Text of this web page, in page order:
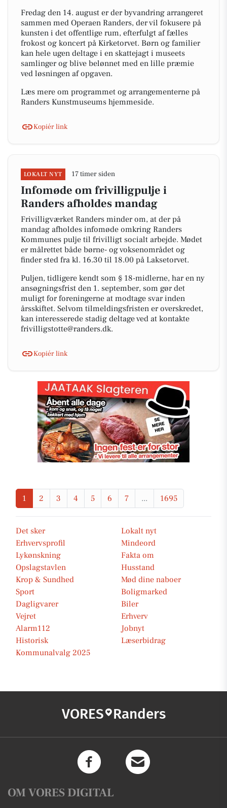
Fredag den 14. august er der byvandring arrangeret
sammen med Operaen Randers, der vil fokusere på
kunsten i det offentlige rum, efterfulgt af fælles
frokost og koncert på Kirketorvet. Børn og familier
kan hele ugen deltage i en skattejagt i museets
samlinger og blive belønnet med en lille præmie
ved løsningen af opgaven.
Læs mere om programmet og arrangementerne på
Randers Kunstmuseums hjemmeside.
Kopiér link
LOKALT NYT 17 timer siden
Infomøde om frivilligpulje i
Randers afholdes mandag
Frivilligværket Randers minder om, at der på
mandag afholdes infomøde omkring Randers
Kommunes pulje til frivilligt socialt arbejde. Mødet
er målrettet både børne- og voksenområdet og
finder sted fra kl. 16.30 til 18.00 på Laksetorvet.
Puljen, tidligere kendt som § 18-midlerne, har en ny
ansøgningsfrist den 1. september, som gør det
muligt for foreningerne at modtage svar inden
årsskiftet. Selvom tilmeldingsfristen er overskredet,
kan interesserede stadig deltage ved at kontakte
frivilligstotte@randers.dk.
Kopiér link
1 2 3 4 5 6 7 ... 1695
Det sker
Lokalt nyt
Erhvervsprofil
Mindeord
Lykønskning
Fakta om
Opslagstavlen
Husstand
Krop & Sundhed
Mød dine naboer
Sport
Boligmarked
Dagligvarer
Biler
Vejret
Erhverv
Alarm112
Jobnyt
Historisk
Læserbidrag
Kommunalvalg 2025
VORES Randers
OM VORES DIGITAL